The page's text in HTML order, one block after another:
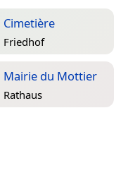
Cimetière
Friedhof
Mairie du Mottier
Rathaus